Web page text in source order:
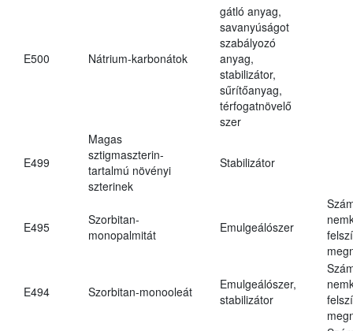
E500 Nátrium-karbonátok
gátló anyag,
savanyúságot
szabályozó
anyag,
stabilizátor,
sűrítőanyag,
térfogatnövelő
szer
E499
Magas
sztigmaszterin-
tartalmú növényi
szterinek
Stabilizátor
E495
Szorbitan-
monopalmitát
Emulgeálószer
E494 Szorbitan-monooleát
Emulgeálószer,
stabilizátor